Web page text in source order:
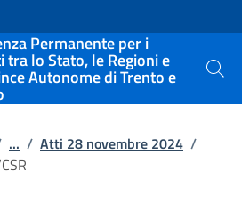
Permanente per i
tra lo Stato, le Regioni e
Autonome di Trento e Cerca
... / Atti 28 novembre 2024 /